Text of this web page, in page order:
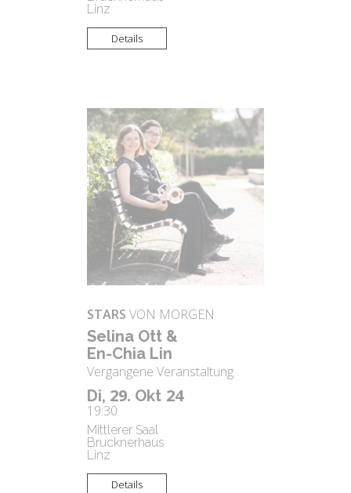
Linz
Details
Di, 29. Okt 24
19:30
Mittlerer Saal
Brucknerhaus
Linz
STARS VON MORGEN
Se­li­na Ott &
En-Chia Lin
Vergangene Veranstaltung
Details